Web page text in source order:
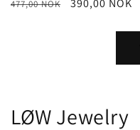
Vanlig
477,00 NOK Salgspris
390,00 NOK
LØW Jewelry